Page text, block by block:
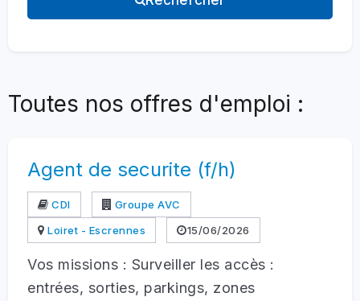
Toutes nos offres d'emploi :
Agent de securite (f/h)
CDI
Groupe AVC
Loiret - Escrennes
15/06/2026
Vos missions : Surveiller les accès :
entrées, sorties, parkings, zones